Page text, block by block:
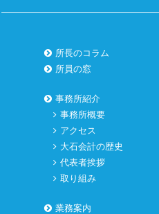
所長のコラム
所員の窓
事務所紹介
事務所概要
アクセス
大石会計の歴史
代表者挨拶
取り組み
業務案内